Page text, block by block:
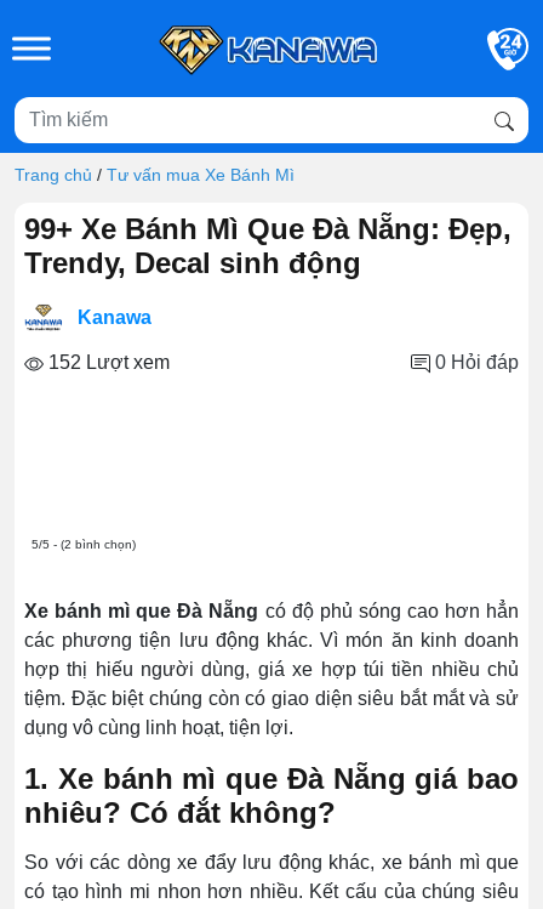
Trang chủ / Tư vấn mua Xe Bánh Mì
99+ Xe Bánh Mì Que Đà Nẵng: Đẹp,
Trendy, Decal sinh động
Kanawa
152 Lượt xem 0 Hỏi đáp
5/5 - (2 bình chọn)
Xe bánh mì que Đà Nẵng có độ phủ sóng cao hơn hẳn
các phương tiện lưu động khác. Vì món ăn kinh doanh
hợp thị hiếu người dùng, giá xe hợp túi tiền nhiều chủ
tiệm. Đặc biệt chúng còn có giao diện siêu bắt mắt và sử
dụng vô cùng linh hoạt, tiện lợi.
1. Xe bánh mì que Đà Nẵng giá bao
nhiêu? Có đắt không?
So với các dòng xe đẩy lưu động khác, xe bánh mì que
có tạo hình mi nhon hơn nhiều. Kết cấu của chúng siêu